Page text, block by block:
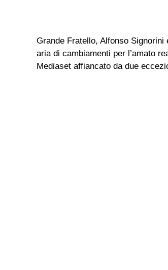
Grande Fratello, Alfonso
aria di cambiamenti per l’amato
Mediaset affiancato da due